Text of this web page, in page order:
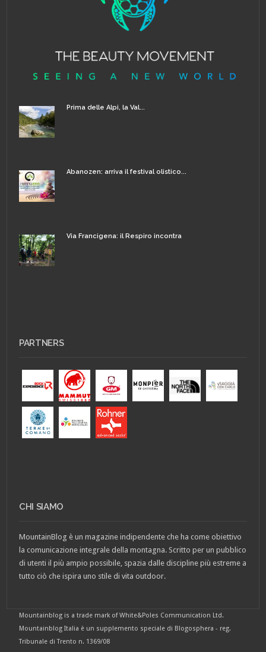
Prima delle Alpi, la Val...
Abanozen: arriva il festival olistico...
Via Francigena: il Respiro incontra
PARTNERS
CHI SIAMO
MountainBlog è un magazine indipendente che ha come obiettivo
la comunicazione integrale della montagna. Scritto per un pubblico
di utenti il più ampio possibile, spazia dalle discipline più estreme a
tutto ciò che ispira uno stile di vita outdoor.
Mountainblog is a trade mark of White&Poles Communication Ltd.
Mountainblog Italia è un supplemento speciale di Blogosphera - reg.
Tribunale di Trento n. 1369/08